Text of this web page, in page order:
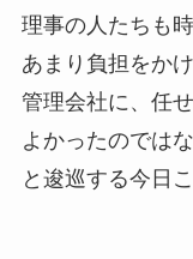
理事の人たちも
あまり負担をか
管理会社に、任
よかったのでは
と逡巡する今日